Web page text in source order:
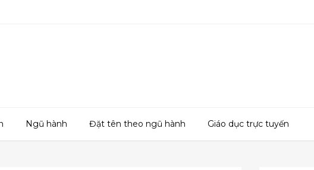
Ngũ hành Đặt tên theo ngũ hành Giáo dục trực tuyến